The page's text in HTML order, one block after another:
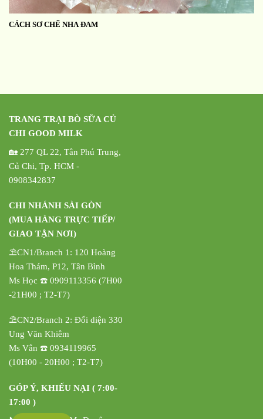
CÁCH SƠ CHẾ NHA ĐAM
TRANG TRẠI BÒ SỮA CỦ
CHI GOOD MILK
🏡 277 QL 22, Tân Phú Trung,
Củ Chi, Tp. HCM -
0908342837
CHI NHÁNH SÀI GÒN
(MUA HÀNG TRỰC TIẾP/
GIAO TẬN NƠI)
⛱️CN1/Branch 1: 120 Hoàng
Hoa Thám, P12, Tân Bình
Ms Học ☎️ 0909113356 (7H00
-21H00 ; T2-T7)
⛱️CN2/Branch 2: Đối diện 330
Ung Văn Khiêm
Ms Vân ☎️ 0934119965
(10H00 - 20H00 ; T2-T7)
GÓP Ý, KHIẾU NẠI ( 7:00-
17:00 )